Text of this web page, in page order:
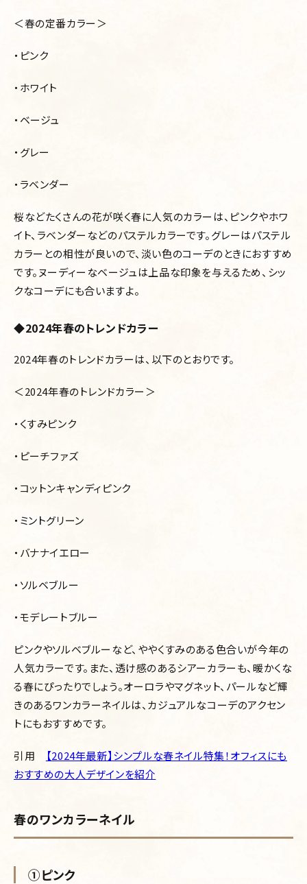
＜春の定番カラー＞
・ピンク
・ホワイト
・ベージュ
・グレー
・ラベンダー
桜などたくさんの花が咲く春に人気のカラーは、ピンクやホワ
イト、ラベンダーなどのパステルカラーです。グレーはパステル
カラーとの相性が良いので、淡い色のコーデのときにおすすめ
です。ヌーディーなベージュは上品な印象を与えるため、シッ
クなコーデにも合いますよ。
◆2024年春のトレンドカラー
2024年春のトレンドカラーは、以下のとおりです。
＜2024年春のトレンドカラー＞
・くすみピンク
・ピーチファズ
・コットンキャンディピンク
・ミントグリーン
・バナナイエロー
・ソルベブルー
・モデレートブルー
ピンクやソルベブルーなど、ややくすみのある色合いが今年の
人気カラーです。また、透け感のあるシアーカラーも、暖かくな
る春にぴったりでしょう。オーロラやマグネット、パールなど輝
きのあるワンカラーネイルは、カジュアルなコーデのアクセン
トにもおすすめです。
引用
【2024年最新】シンプルな春ネイル特集！オフィスにも
おすすめの大人デザインを紹介
春のワンカラーネイル
➀ピンク